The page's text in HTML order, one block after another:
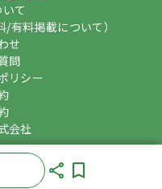
て
有料掲載について）
せ
問
リシー
会社
All Rights Reserved.